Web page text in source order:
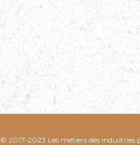
© 2017-2023 Les métiers des industries